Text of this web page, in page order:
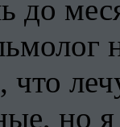
до
что
но